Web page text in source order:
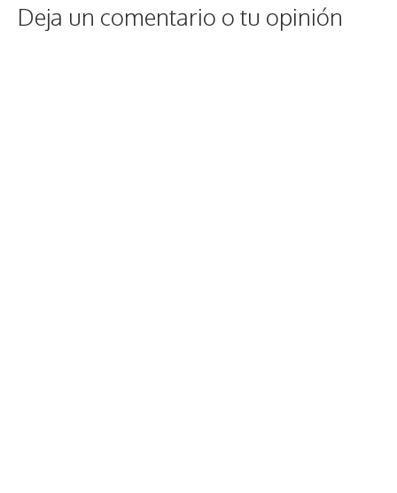
Deja un comentario o tu opinión